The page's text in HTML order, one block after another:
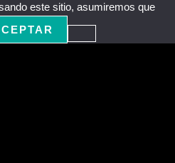
este sitio, asumiremos que